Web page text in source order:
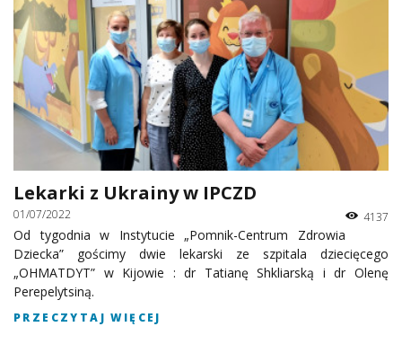
Lekarki z Ukrainy w IPCZD
01/07/2022 4137
Od tygodnia w Instytucie „Pomnik-Centrum Zdrowia
Dziecka” gościmy dwie lekarski ze szpitala dziecięcego
„OHMATDYT” w Kijowie : dr Tatianę Shklіarską i dr Olenę
Perepelytsiną.
PRZECZYTAJ WIĘCEJ